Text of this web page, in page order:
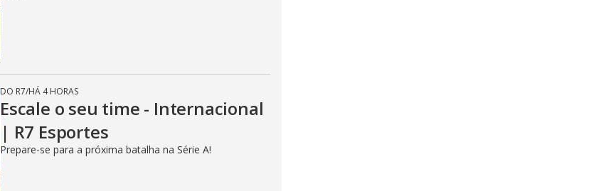
DO R7/HÁ 4 HORAS
Escale o seu time - Internacional
| R7 Esportes
Prepare-se para a próxima batalha na Série A!